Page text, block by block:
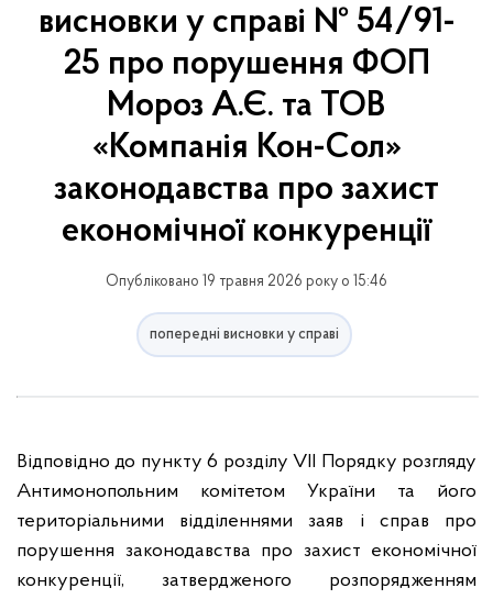
висновки у справі № 54/91-
25 про порушення ФОП
Мороз А.Є. та ТОВ
«Компанія Кон-Сол»
законодавства про захист
економічної конкуренції
Опубліковано 19 травня 2026 року о 15:46
попередні висновки у справі
Відповідно до пункту 6 розділу VІІ Порядку розгляду
Антимонопольним комітетом України та його
територіальними відділеннями заяв і справ про
порушення законодавства про захист економічної
конкуренції, затвердженого розпорядженням